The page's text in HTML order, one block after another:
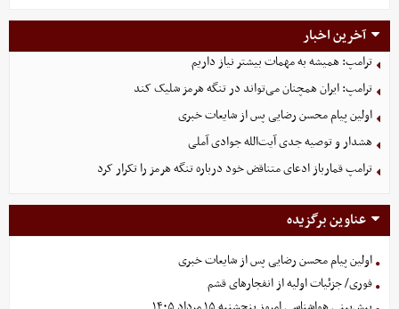
آخرین اخبار
ترامپ: همیشه به مهمات بیشتر نیاز داریم
ترامپ: ایران همچنان می‌تواند در تنگه هرمز شلیک کند
اولین پیام محسن رضایی پس از شایعات خبری
هشدار و توصیه جدی آیت‌الله جوادی آملی
ترامپ قمارباز ادعای متناقض خود درباره تنگه هرمز را تکرار کرد
عناوین برگزیده
اولین پیام محسن رضایی پس از شایعات خبری
فوری/ جزئیات اولیه از انفجارهای قشم